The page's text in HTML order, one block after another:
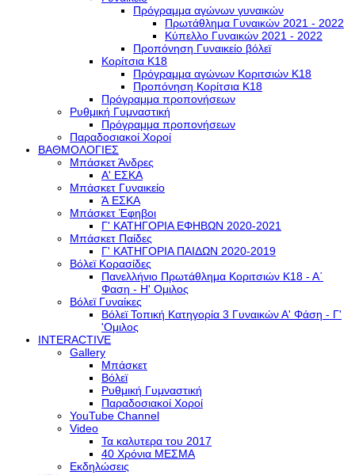
Πρόγραμμα αγώνων γυναικών
Πρωτάθλημα Γυναικών 2021 - 2022
Κύπελλο Γυναικών 2021 - 2022
Προπόνηση Γυναικείο βόλεϊ
Κορίτσια Κ18
Πρόγραμμα αγώνων Κοριτσιών Κ18
Προπόνηση Κορίτσια Κ18
Πρόγραμμα προπονήσεων
Ρυθμική Γυμναστική
Πρόγραμμα προπονήσεων
Παραδοσιακοί Χοροί
ΒΑΘΜΟΛΟΓΙΕΣ
Μπάσκετ Άνδρες
Α' ΕΣΚΑ
Μπάσκετ Γυναικείο
Ά ΕΣΚΑ
Μπάσκετ Έφηβοι
Γ' ΚΑΤΗΓΟΡΙΑ ΕΦΗΒΩΝ 2020-2021
Μπάσκετ Παίδες
Γ' ΚΑΤΗΓΟΡΙΑ ΠΑΙΔΩΝ 2020-2019
Βόλεϊ Κορασίδες
Πανελλήνιο Πρωτάθλημα Κοριτσιών Κ18 - Α΄
Φαση - H' Ομιλος
Βόλεϊ Γυναίκες
Βόλεϊ Τοπική Κατηγορία 3 Γυναικών Α' Φάση - Γ'
'Ομιλος
INTERACTIVE
Gallery
Μπάσκετ
Βόλεϊ
Ρυθμική Γυμναστική
Παραδοσιακοί Χοροί
YouTube Channel
Video
Τα καλυτερα του 2017
40 Χρόνια ΜΕΣΜΑ
Εκδηλώσεις